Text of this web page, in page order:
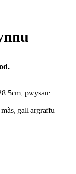
pwysau:
gall argraffu